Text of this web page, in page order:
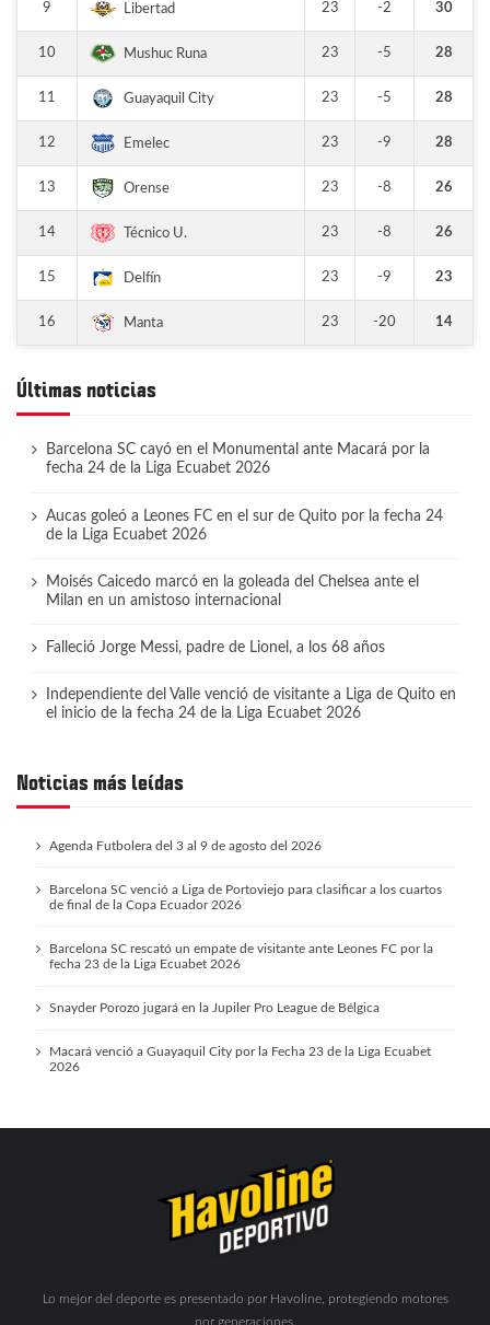
9 Libertad 23 -2 30
10 Mushuc Runa 23 -5 28
11 Guayaquil City 23 -5 28
12 Emelec 23 -9 28
13 Orense 23 -8 26
14 Técnico U. 23 -8 26
15 Delfín 23 -9 23
16 Manta 23 -20 14
Últimas noticias
Barcelona SC cayó en el Monumental ante Macará por la
fecha 24 de la Liga Ecuabet 2026
Aucas goleó a Leones FC en el sur de Quito por la fecha 24
de la Liga Ecuabet 2026
Moisés Caicedo marcó en la goleada del Chelsea ante el
Milan en un amistoso internacional
Falleció Jorge Messi, padre de Lionel, a los 68 años
Independiente del Valle venció de visitante a Liga de Quito en
el inicio de la fecha 24 de la Liga Ecuabet 2026
Noticias más leídas
Agenda Futbolera del 3 al 9 de agosto del 2026
Barcelona SC venció a Liga de Portoviejo para clasificar a los cuartos
de final de la Copa Ecuador 2026
Barcelona SC rescató un empate de visitante ante Leones FC por la
fecha 23 de la Liga Ecuabet 2026
Snayder Porozo jugará en la Jupiler Pro League de Bélgica
Macará venció a Guayaquil City por la Fecha 23 de la Liga Ecuabet
2026
Lo mejor del deporte es presentado por Havoline, protegiendo motores
por generaciones.